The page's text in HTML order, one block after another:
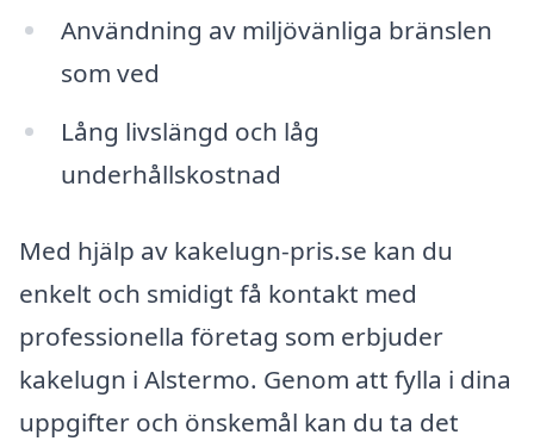
Användning av miljövänliga bränslen
som ved
Lång livslängd och låg
underhållskostnad
Med hjälp av kakelugn-pris.se kan du
enkelt och smidigt få kontakt med
professionella företag som erbjuder
kakelugn i Alstermo. Genom att fylla i dina
uppgifter och önskemål kan du ta det